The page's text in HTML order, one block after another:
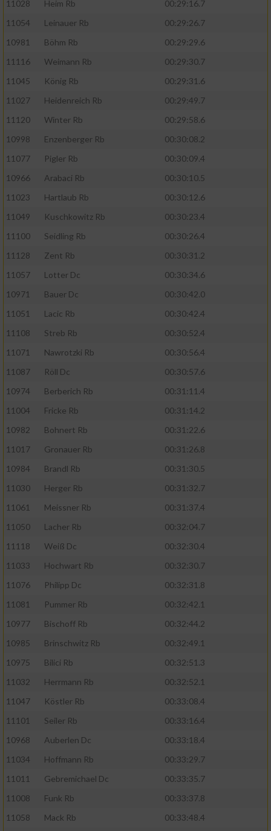
11028 Heim Rb
00:29:16.7
11054
Leinauer Rb
00:29:26.7
10981
Böhm Rb
00:29:29.6
11116
Weimann Rb
00:29:30.7
11045
König Rb
00:29:31.6
11027
Heidenreich Rb
00:29:49.7
11120
Winter Rb
00:29:58.6
10998
Enzenberger Rb
00:30:08.2
11077
Pigler Rb
00:30:09.4
10966
Arabaci Rb
00:30:10.5
11023
Hartlaub Rb
00:30:12.6
11049
Kuschkowitz Rb
00:30:23.4
11100
Seidling Rb
00:30:26.4
11128
Zent Rb
00:30:31.2
11057
Lotter Dc
00:30:34.6
10971
Bauer Dc
00:30:42.0
11051
Lacic Rb
00:30:42.4
11108
Streb Rb
00:30:52.4
11071
Nawrotzki Rb
00:30:56.4
11087
Röll Dc
00:30:57.6
10974
Berberich Rb
00:31:11.4
11004
Fricke Rb
00:31:14.2
10982
Bohnert Rb
00:31:22.6
11017
Gronauer Rb
00:31:26.8
10984
Brandl Rb
00:31:30.5
11030
Herger Rb
00:31:32.7
11061
Meissner Rb
00:31:37.4
11050
Lacher Rb
00:32:04.7
11118
Weiß Dc
00:32:30.4
11033
Hochwart Rb
00:32:30.7
11076
Philipp Dc
00:32:31.8
11081
Pummer Rb
00:32:42.1
10977
Bischoff Rb
00:32:44.2
10985
Brinschwitz Rb
00:32:49.1
10975
Bilici Rb
00:32:51.3
11032
Herrmann Rb
00:32:52.1
11047
Köstler Rb
00:33:08.4
11101
Seiler Rb
00:33:16.4
10968
Auberlen Dc
00:33:18.4
11034
Hoffmann Rb
00:33:29.7
11011
Gebremichael Dc
00:33:35.7
11008
Funk Rb
00:33:37.8
11058
Mack Rb
00:33:48.4